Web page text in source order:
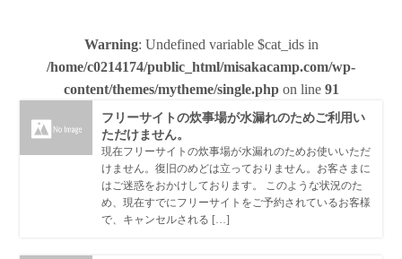
Warning: Undefined variable $cat_ids in
/home/c0214174/public_html/misakacamp.com/wp-
content/themes/mytheme/single.phpon line 91
フリーサイトの炊事場が水漏れのためご利用い
ただけません。
現在フリーサイトの炊事場が水漏れのためお使いいただ
けません。復旧のめどは立っておりません。お客さまに
はご迷惑をおかけしております。 このような状況のた
め、現在すでにフリーサイトをご予約されているお客様
で、キャンセルされる […]